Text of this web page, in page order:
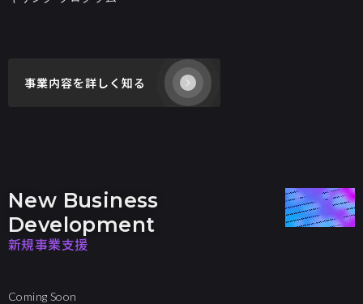
事業内容を詳しく知る
New Business
Development
新規事業支援
Coming Soon